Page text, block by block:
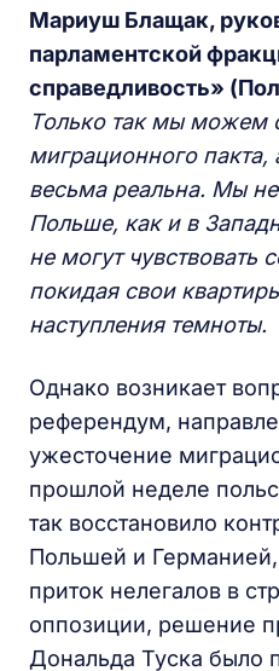
Мариуш Блащак,
парламентской
справедливость»
Только так мы можем
миграционного пакта,
весьма реальна. Мы
Польше, как и в
не могут чувствовать
покидая свои
наступления темноты.
Однако возникает
референдум,
ужесточение
прошлой неделе
так восстановило
Польшей и Германией,
приток нелегалов в
оппозиции, решение
Дональда Туска было